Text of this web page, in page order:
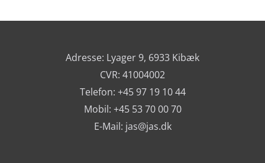
Adresse: Lyager 9, 6933 Kibæk
CVR: 41004002
Telefon: +45 97 19 10 44
Mobil: +45 53 70 00 70
E-Mail: jas@jas.dk